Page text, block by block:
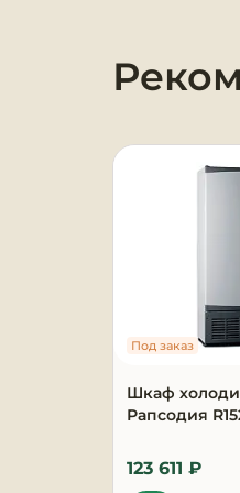
Шкаф
Рапсодия
Под заказ
123 611 ₽